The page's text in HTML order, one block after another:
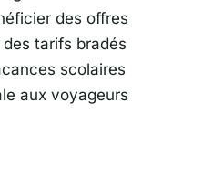
des offres
tarifs bradés
scolaires
aux voyageurs